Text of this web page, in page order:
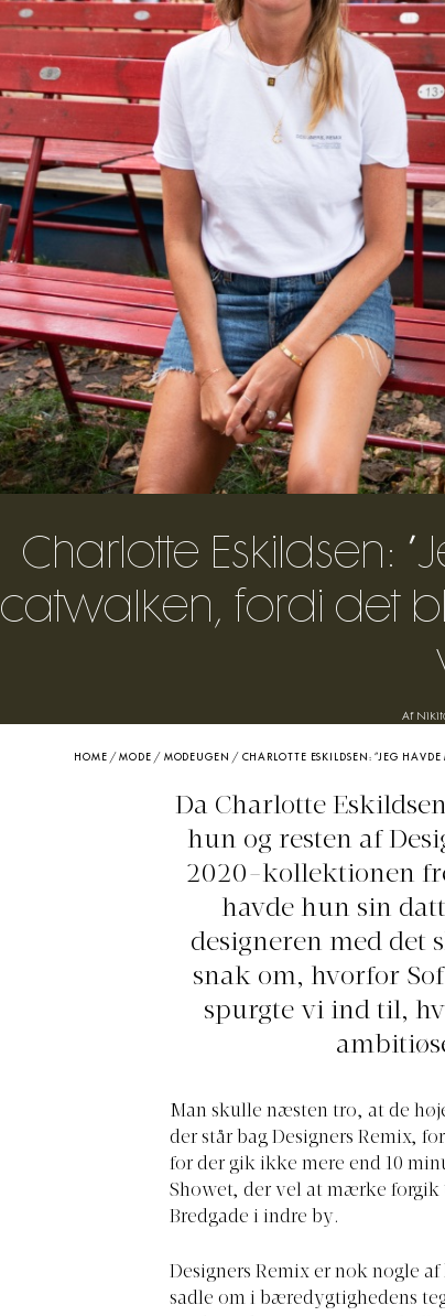
Charlotte Eskildsen:
catwalken, fordi det
Af
HOME /MODE / MODEUGEN / CHARLOTTE ESKILDSEN: ”JEG
Da Charlotte
hun og resten af
2020-kollektionen
havde hun sin
designeren med det
snak om, hvorfor
spurgte vi ind til,
Man skulle næsten tro, at de
der står bag Designers Remix,
for der gik ikke mere end 10
Showet, der vel at mærke forgik
Bredgade i indre by.
Designers Remix er nok nogle
sadle om i bæredygtighedens